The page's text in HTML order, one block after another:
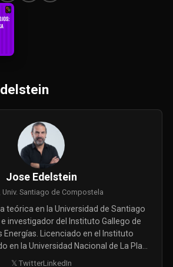
Jose Edelstein
Univ. Santiago de Compostela
teórica en la Universidad de Santiago
investigador del Instituto Gallego de
Energías. Licenciado en el Instituto
en la Universidad Nacional de La Plata
en la USC, Harvard y el Instituto
𝕏 TwitterLinkedIn